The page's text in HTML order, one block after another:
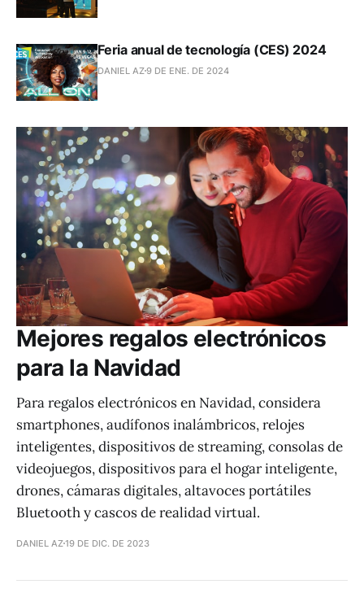
Feria anual de tecnología (CES) 2024
DANIEL AZ9 DE ENE. DE 2024
Mejores regalos electrónicos
para la Navidad
Para regalos electrónicos en Navidad, considera
smartphones, audífonos inalámbricos, relojes
inteligentes, dispositivos de streaming, consolas de
videojuegos, dispositivos para el hogar inteligente,
drones, cámaras digitales, altavoces portátiles
Bluetooth y cascos de realidad virtual.
DANIEL AZ19 DE DIC. DE 2023